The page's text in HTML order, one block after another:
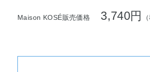
Maison KOSÉ販売価格 3,740円